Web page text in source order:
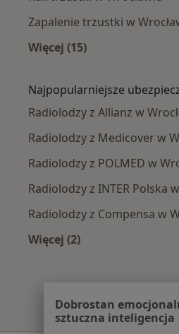
Zapalenie trzustki w
Więcej (15)
Najpopularniejsze
Radiolodzy z Allianz w
Radiolodzy z Medicover w
Radiolodzy z POLMED w
Radiolodzy z INTER Polska
Radiolodzy z Compensa w
Więcej (2)
Dobrostan
sztuczna inteligencja